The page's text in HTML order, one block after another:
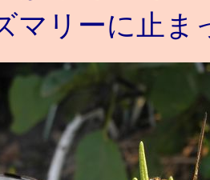
マリーに止ま